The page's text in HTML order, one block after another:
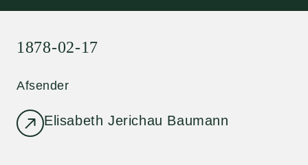
1878-02-17
Afsender
Elisabeth Jerichau Baumann